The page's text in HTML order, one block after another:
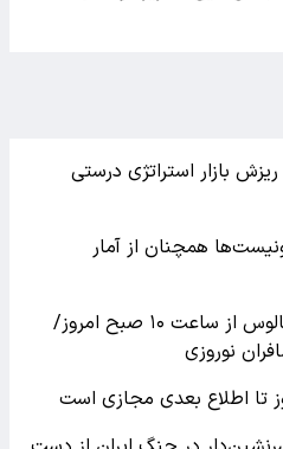
بازار استراتژی درستی
همچنان از آمار
اعمال محدودیت تردد در چالوس از ساعت ۱۰ صبح امروز/
نوروزی
تا اطلاع بعدی مجازی است